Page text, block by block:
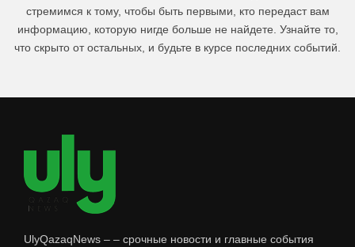
стремимся к тому, чтобы быть первыми, кто передаст вам
информацию, которую нигде больше не найдете. Узнайте то,
что скрыто от остальных, и будьте в курсе последних событий.
UlyQazaqNews – – срочные новости и главные события